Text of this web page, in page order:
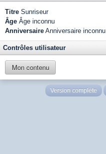
Titre Sunriseur
Âge Âge inconnu
Anniversaire Anniversaire inconnu
Contrôles utilisateur
Mon contenu
Version complète